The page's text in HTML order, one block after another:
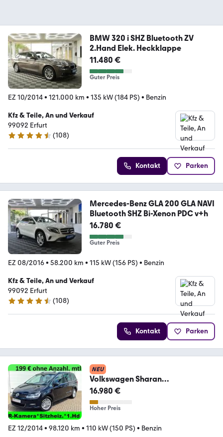
BMW 320 i SHZ Bluetooth ZV
2.Hand Elek. Heckklappe
11.480 €
Guter Preis
EZ 10/2014• 121.000 km • 135 kW (184 PS) • Benzin
Kfz & Teile, An und Verkauf
99092 Erfurt
4.3 Sterne
(108)
Kontakt Parken
Mercedes-Benz GLA 200 GLA NAVI
Bluetooth SHZ Bi-Xenon PDC v+h
16.780 €
Guter Preis
EZ 08/2016• 58.200 km • 115 kW (156 PS) • Benzin
Kfz & Teile, An und Verkauf
99092 Erfurt
4.3 Sterne
(108)
Kontakt Parken
NEU
Volkswagen Sharan
Navi*Sitzheiz*R-
Kamera*Tempomat*1.Hand
16.980 €
Hoher Preis
EZ 12/2014• 98.120 km • 110 kW (150 PS) • Benzin